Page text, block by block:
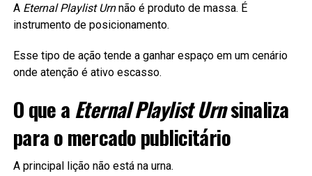
A Eternal Playlist Urnnão é produto de massa. É
instrumento de posicionamento.
Esse tipo de ação tende a ganhar espaço em um cenário
onde atenção é ativo escasso.
O que a Eternal Playlist Urnsinaliza
para o mercado publicitário
A principal lição não está na urna.